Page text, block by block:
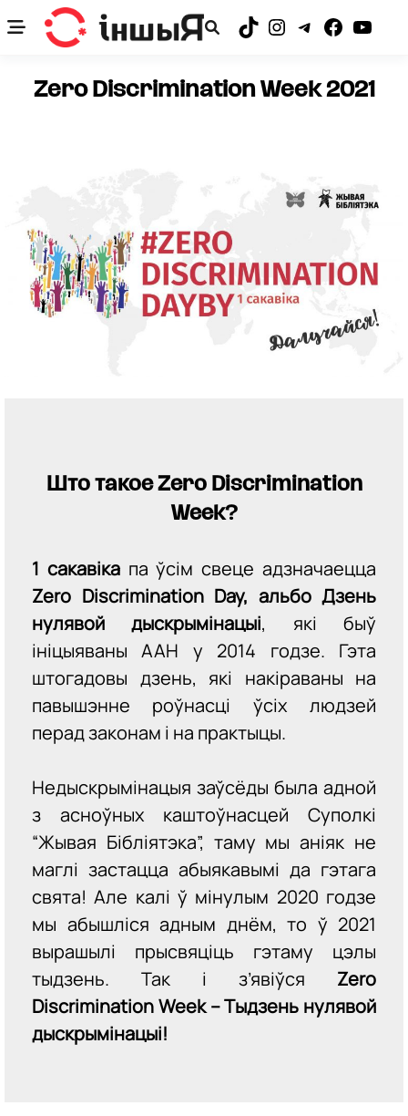
to
Zero Discrimination Week 2021
Што такое Zero Discrimination
Week?
1 сакавікапа ўсім свеце адзначаецца
Zero Discrimination Day, альбо Дзень
нулявой дыскрымінацыі, які быў
ініцыяваны ААН у 2014 годзе. Гэта
штогадовы дзень, які накіраваны на
павышэнне роўнасці ўсіх людзей
перад законам і на практыцы.
Недыскрымінацыя заўсёды была адной
з асноўных каштоўнасцей Суполкі
“Жывая Бібліятэка”, таму мы аніяк не
маглі застацца абыякавымі да гэтага
свята! Але калі ў мінулым 2020 годзе
мы абышліся адным днём, то ў 2021
вырашылі прысвяціць гэтаму цэлы
тыдзень. Так і з’явіўся Zero
Discrimination Week – Тыдзень нулявой
дыскрымінацыі!